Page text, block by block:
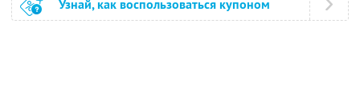
Узнай, как воспользоваться купоном